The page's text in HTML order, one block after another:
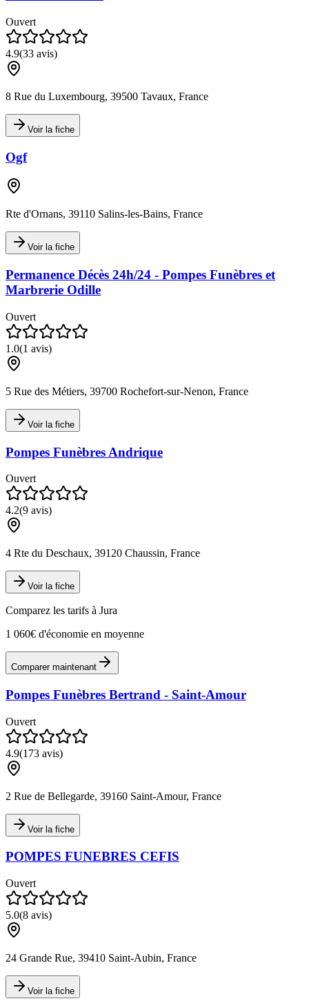
Ouvert
4.9(33 avis)
8 Rue du Luxembourg, 39500 Tavaux, France
Voir la fiche
Ogf
Rte d'Ornans, 39110 Salins-les-Bains, France
Voir la fiche
Permanence Décès 24h/24 - Pompes Funèbres et
Marbrerie Odille
Ouvert
1.0(1 avis)
5 Rue des Métiers, 39700 Rochefort-sur-Nenon, France
Voir la fiche
Pompes Funèbres Andrique
Ouvert
4.2(9 avis)
4 Rte du Deschaux, 39120 Chaussin, France
Voir la fiche
Comparez les tarifs à Jura
1 060€ d'économie en moyenne
Comparer maintenant
Pompes Funèbres Bertrand - Saint-Amour
Ouvert
4.9(173 avis)
2 Rue de Bellegarde, 39160 Saint-Amour, France
Voir la fiche
POMPES FUNEBRES CEFIS
Ouvert
5.0(8 avis)
24 Grande Rue, 39410 Saint-Aubin, France
Voir la fiche